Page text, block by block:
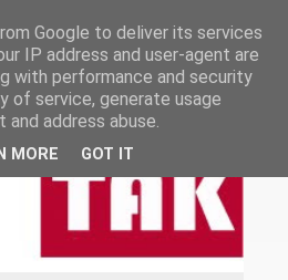
Google to deliver its services
IP address and user-agent are
with performance and security
of service, generate usage
address abuse.
MORE GOT IT